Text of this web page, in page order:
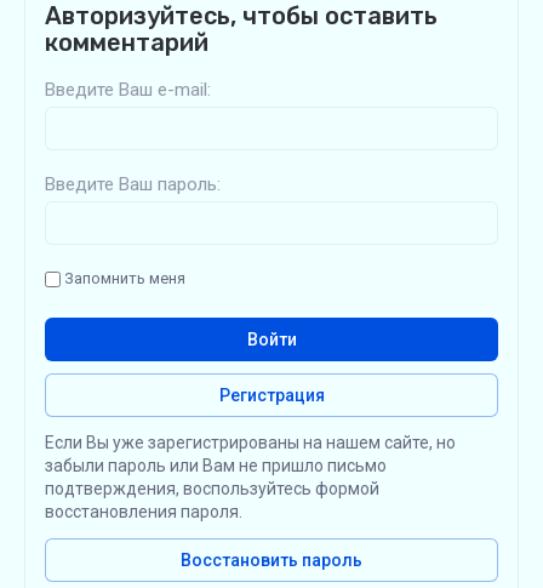
Авторизуйтесь, чтобы оставить
комментарий
Введите Ваш e-mail:
Введите Ваш пароль:
Запомнить меня
Войти
Регистрация
Если Вы уже зарегистрированы на нашем сайте, но
забыли пароль или Вам не пришло письмо
подтверждения, воспользуйтесь формой
восстановления пароля.
Восстановить пароль